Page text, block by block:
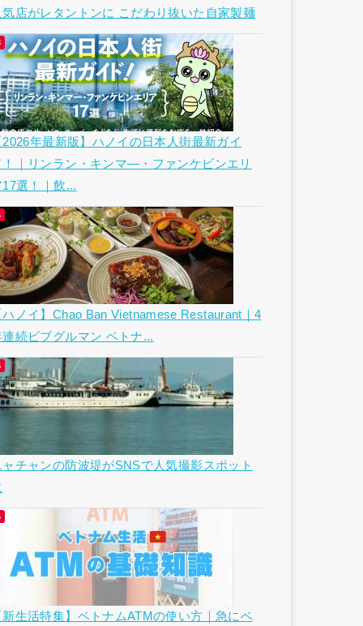
気店がレタントンに こだわり抜いた自家製麺
2026年最新版】ハノイの日本人街最新ガイ
！｜リンラン・キンマ―・ファンケビンエリ
17選！｜飲...
ハノイ】Chao Ban Vietnamese Restaurant｜4
連続ビブグルマン ベトナ...
ャチャンの防波堤がSNSで人気撮影スポット
新生活特集】ベトナムATMの使い方｜急にベ